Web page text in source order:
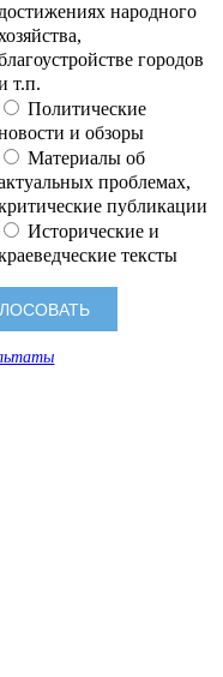
достижениях народного
городов
т.п.
Политические
и обзоры
Материалы об
проблемах,
публикации
Исторические и
тексты